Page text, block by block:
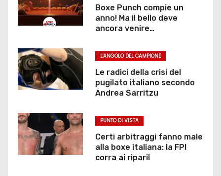
Boxe Punch compie un
anno! Ma il bello deve
ancora venire…
L'ANGOLO DEL CAMPIONE
Le radici della crisi del
pugilato italiano secondo
Andrea Sarritzu
PUNTO DI VISTA
Certi arbitraggi fanno male
alla boxe italiana: la FPI
corra ai ripari!